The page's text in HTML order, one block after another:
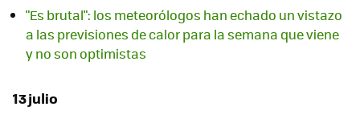
"Es brutal": los meteorólogos han echado un vistazo
a las previsiones de calor para la semana que viene
y no son optimistas
13 julio